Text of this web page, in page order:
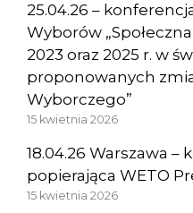
25.04.26 –
Wyborów
2023 oraz 2025 r. w
proponowanych
Wyborczego”
15 kwietnia 2026
18.04.26 Warszawa –
popierająca WETO
15 kwietnia 2026